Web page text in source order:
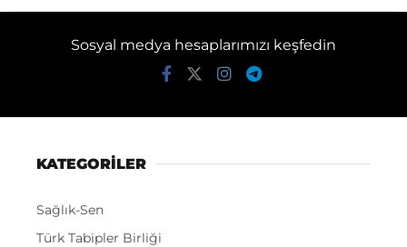
Sosyal medya hesaplarımızı keşfedin
KATEGORİLER
Sağlık-Sen
Türk Tabipler Birliği